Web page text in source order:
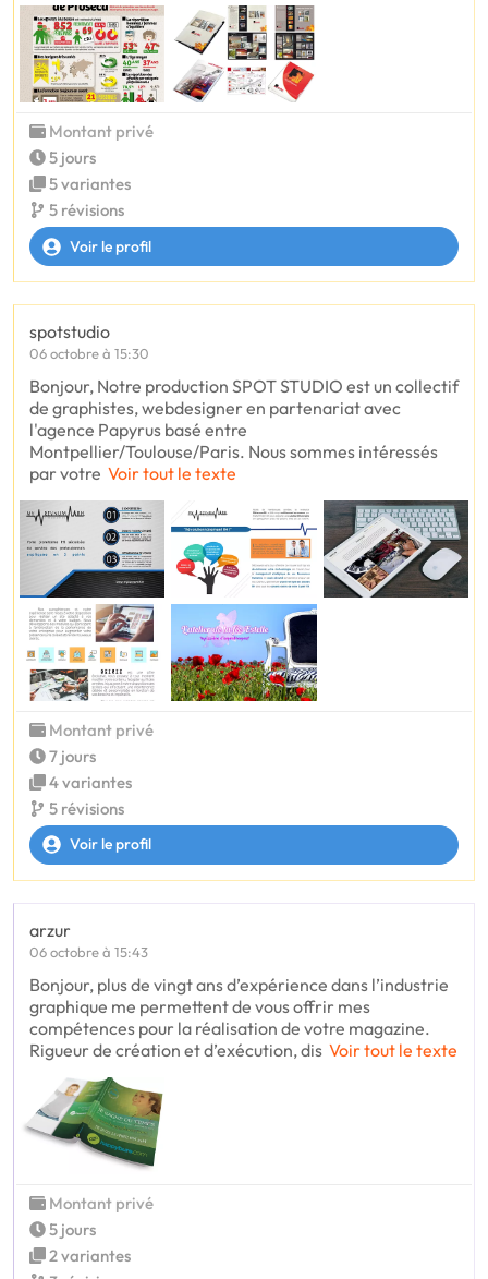
Montant privé
5 jours
5 variantes
5 révisions
Voir le profil
spotstudio
06 octobre à 15:30
Bonjour, Notre production SPOT STUDIO est un collectif
de graphistes, webdesigner en partenariat avec
l'agence Papyrus basé entre
Montpellier/Toulouse/Paris. Nous sommes intéressés
par votre Voir tout le texte
Montant privé
7 jours
4 variantes
5 révisions
Voir le profil
arzur
06 octobre à 15:43
Bonjour, plus de vingt ans d’expérience dans l’industrie
graphique me permettent de vous offrir mes
compétences pour la réalisation de votre magazine.
Rigueur de création et d’exécution, dis Voir tout le texte
Montant privé
5 jours
2 variantes